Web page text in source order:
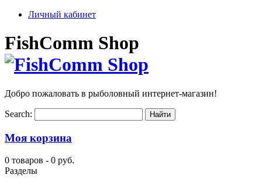
Личный кабинет
FishComm Shop
Добро пожаловать в рыболовный интернет-магазин!
Search:
Моя корзина
0 товаров - 0 руб.
Разделы